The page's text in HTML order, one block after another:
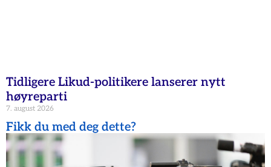
Tidligere Likud-politikere lanserer nytt
høyreparti
7. august 2026
Fikk du med deg dette?